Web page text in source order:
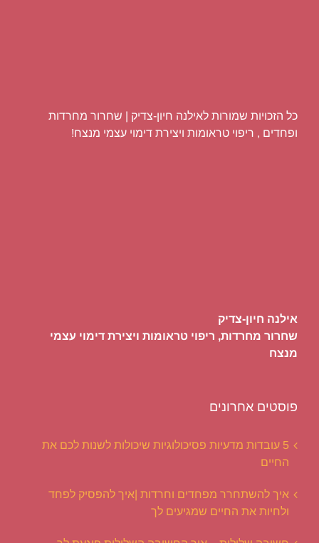
כל הזכויות שמורות לאילנה חיון-צדיק | שחרור מחרדות
ופחדים , ריפוי טראומות ויצירת דימוי עצמי מנצח!
אילנה חיון-צדיק
שחרור מחרדות, ריפוי טראומות ויצירת דימוי עצמי
מנצח
פוסטים אחרונים
5 עובדות מדעיות פסיכולוגיות שיכולות לשנות לכם את
החיים
איך להשתחרר מפחדים וחרדות |איך להפסיק לפחד
ולחיות את החיים שמגיעים לך